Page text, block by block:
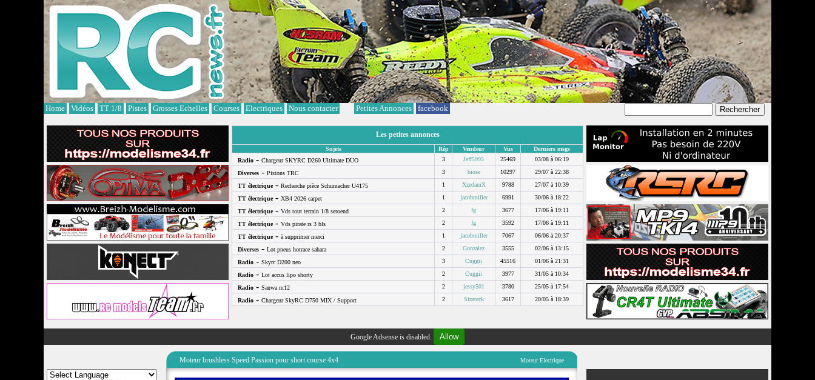
Home Vidéos TT 1/8 Pistes Grosses Echelles Courses Electriques Nous contacter Petites Annonces facebook
Les petites annonces
Sujets Rép Vendeur Vus
Derniers msgs
Radio - Chargeur SKYRC D260 Ultimate DUO 3 Jeff5995 25469 03/08 à 06:19
Diverses - Pistons TRC 3 biose 10297 29/07 à 22:38
TT électrique- Recherche pièce Schumacher U4175 1 XzedamX 9788 27/07 à 10:39
TT électrique- XB4 2026 carpet 1 jacobmiller 6991 30/06 à 18:22
TT électrique- Vds tout terrain 1/8 seroend 2 fg 3677 17/06 à 19:11
TT électrique- Vds pirate rs 3 bls 2 fg 3592 17/06 à 19:11
TT électrique- à supprimer merci 1 jacobmiller 7067 06/06 à 20:37
Diverses - Lot pneus hotrace sahara 2 Gonzalez 3555 02/06 à 13:15
Radio - Skyrc D200 neo 3 Cuggii 45516 01/06 à 21:31
Radio - Lot accus lipo shorty 2 Cuggii 3977 31/05 à 10:34
Radio - Sanwa m12 2 jessy501 3780 25/05 à 17:54
Radio - Chargeur SkyRC D750 MIX / Support 2 Sizateck 3617 20/05 à 18:39
Google Adsense is disabled. Allow
Moteur brushless Speed Passion pour short course 4x4 Moteur Electrique
Cookies management panel